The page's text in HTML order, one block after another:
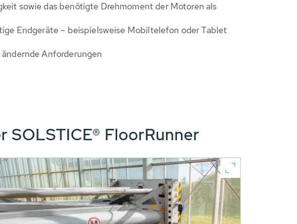
sowie das benötigte Drehmoment der Motoren als
Endgeräte – beispielsweise Mobiltelefon oder Tablet
Anforderungen
SOLSTICE® FloorRunner